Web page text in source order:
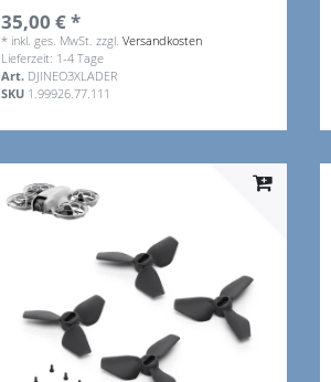
35,00 € *
* inkl. ges. MwSt. zzgl.Versandkosten
Lieferzeit: 1-4 Tage
Art. DJINEO3XLADER
SKU 1.99926.77.111